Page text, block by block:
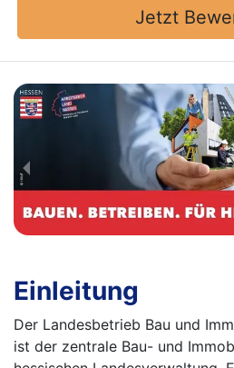
Jetzt
Einleitung
Der Landesbetrieb Bau und
ist der zentrale Bau- und